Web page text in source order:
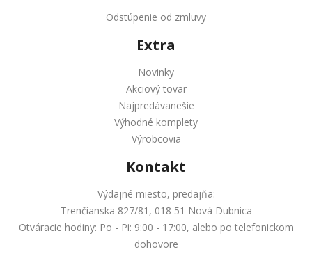
Odstúpenie od zmluvy
Extra
Novinky
Akciový tovar
Najpredávanešie
Výhodné komplety
Výrobcovia
Kontakt
Výdajné miesto, predajňa:
Trenčianska 827/81, 018 51 Nová Dubnica
Otváracie hodiny: Po - Pi: 9:00 - 17:00, alebo po telefonickom
dohovore